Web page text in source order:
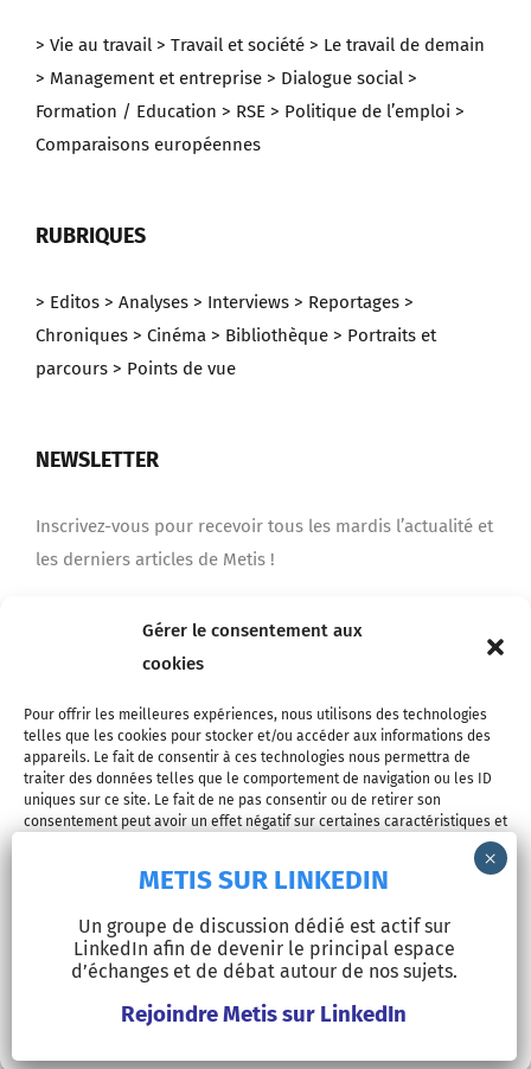
Gérer le consentement aux
cookies
Pour offrir les meilleures expériences, nous utilisons des technologies
telles que les cookies pour stocker et/ou accéder aux informations des
appareils. Le fait de consentir à ces technologies nous permettra de
traiter des données telles que le comportement de navigation ou les ID
uniques sur ce site. Le fait de ne pas consentir ou de retirer son
consentement peut avoir un effet négatif sur certaines caractéristiques et
Refuser
Voir les préférences
> Vie au travail > Travail et société > Le travail de demain
> Management et entreprise > Dialogue social >
Formation / Education > RSE > Politique de l’emploi >
Comparaisons européennes
RUBRIQUES
> Editos > Analyses > Interviews > Reportages >
Chroniques > Cinéma > Bibliothèque > Portraits et
parcours > Points de vue
NEWSLETTER
Inscrivez-vous pour recevoir tous les mardis l’actualité et
les derniers articles de Metis !
© Copyright 2026 - METIS EUROPE | Tous droits réservés |
Mentions légales
METIS SUR LINKEDIN
Un groupe de discussion dédié est actif sur
LinkedIn afin de devenir le principal espace
d’échanges et de débat autour de nos sujets.
Rejoindre Metis sur LinkedIn